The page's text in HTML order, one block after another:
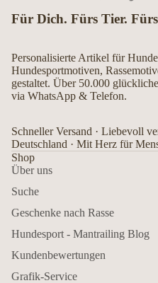
Für Dich. Fürs Tier.
Personalisierte Artikel für
Hundesportmotiven,
gestaltet. Über 50.000
via WhatsApp & Telefon.
Schneller Versand · Liebevoll
Deutschland · Mit Herz für
Shop
Über uns
Suche
Geschenke nach Rasse
Hundesport - Mantrailing Blog
Kundenbewertungen
Grafik-Service